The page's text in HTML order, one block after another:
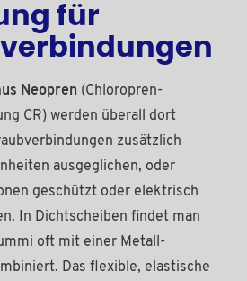
für
Neopren (Chloropren-
CR) werden überall dort
zusätzlich
ausgeglichen, oder
geschützt oder elektrisch
In Dichtscheiben findet man
oft mit einer Metall-
Das flexible, elastische